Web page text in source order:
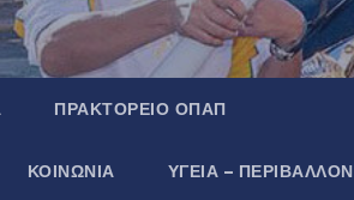
ΠΡΑΚΤΟΡΕΊΟ ΟΠΑΠ
ΚΟΙΝΩΝΊΑ ΥΓΕΊΑ – ΠΕΡΙΒΆΛΛΟΝ